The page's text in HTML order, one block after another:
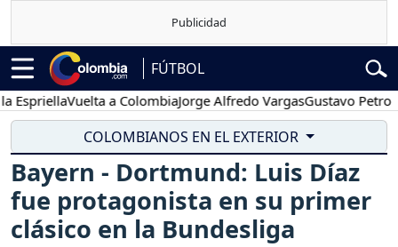
FÚTBOL
Vuelta a ColombiaJorge Alfredo VargasGustavo Petro
COLOMBIANOS EN EL EXTERIOR
Bayern - Dortmund: Luis Díaz
fue protagonista en su primer
clásico en la Bundesliga